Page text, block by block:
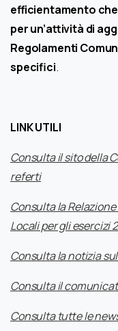
efficientamento
per un’attività di
Regolamenti
specifici.
LINK UTILI
Consulta il sito della
referti
Consulta la
Locali per gli esercizi
Consulta la notizia
Consulta il
Consulta tutte le